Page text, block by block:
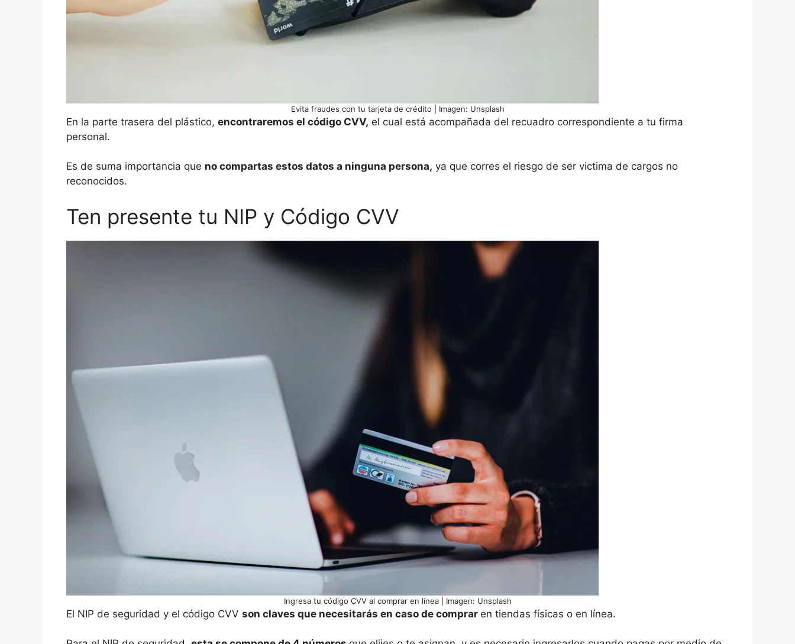
Evita fraudes con tu tarjeta de crédito | Imagen: Unsplash
En la parte trasera del plástico, encontraremos el código CVV, el cual está acompañada del recuadro correspondiente a tu firma
personal.
Es de suma importancia que no compartas estos datos a ninguna persona, ya que corres el riesgo de ser victima de cargos no
reconocidos.
Ten presente tu NIP y Código CVV
Ingresa tu código CVV al comprar en línea | Imagen: Unsplash
El NIP de seguridad y el código CVV son claves que necesitarás en caso de comprar en tiendas físicas o en línea.